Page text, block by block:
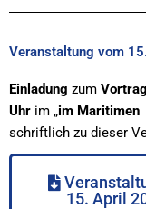
Veranstaltung vom
Einladung zum Vortrag
Uhr im „im Maritimen
schriftlich zu dieser
15. April